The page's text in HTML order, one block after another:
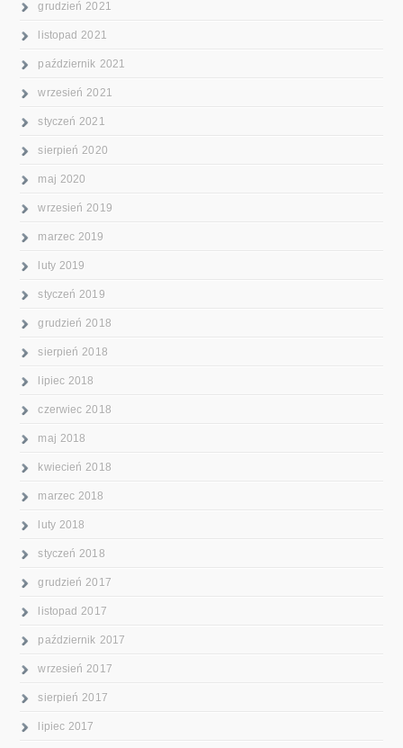
grudzień 2021
listopad 2021
październik 2021
wrzesień 2021
styczeń 2021
sierpień 2020
maj 2020
wrzesień 2019
marzec 2019
luty 2019
styczeń 2019
grudzień 2018
sierpień 2018
lipiec 2018
czerwiec 2018
maj 2018
kwiecień 2018
marzec 2018
luty 2018
styczeń 2018
grudzień 2017
listopad 2017
październik 2017
wrzesień 2017
sierpień 2017
lipiec 2017